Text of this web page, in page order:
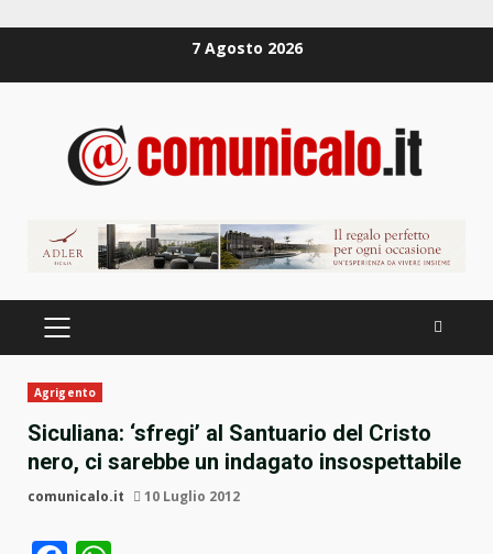
7 Agosto 2026
PRIMÄRES
MENÜ
Agrigento
Siculiana: ‘sfregi’ al Santuario del Cristo
nero, ci sarebbe un indagato insospettabile
comunicalo.it 10 Luglio 2012